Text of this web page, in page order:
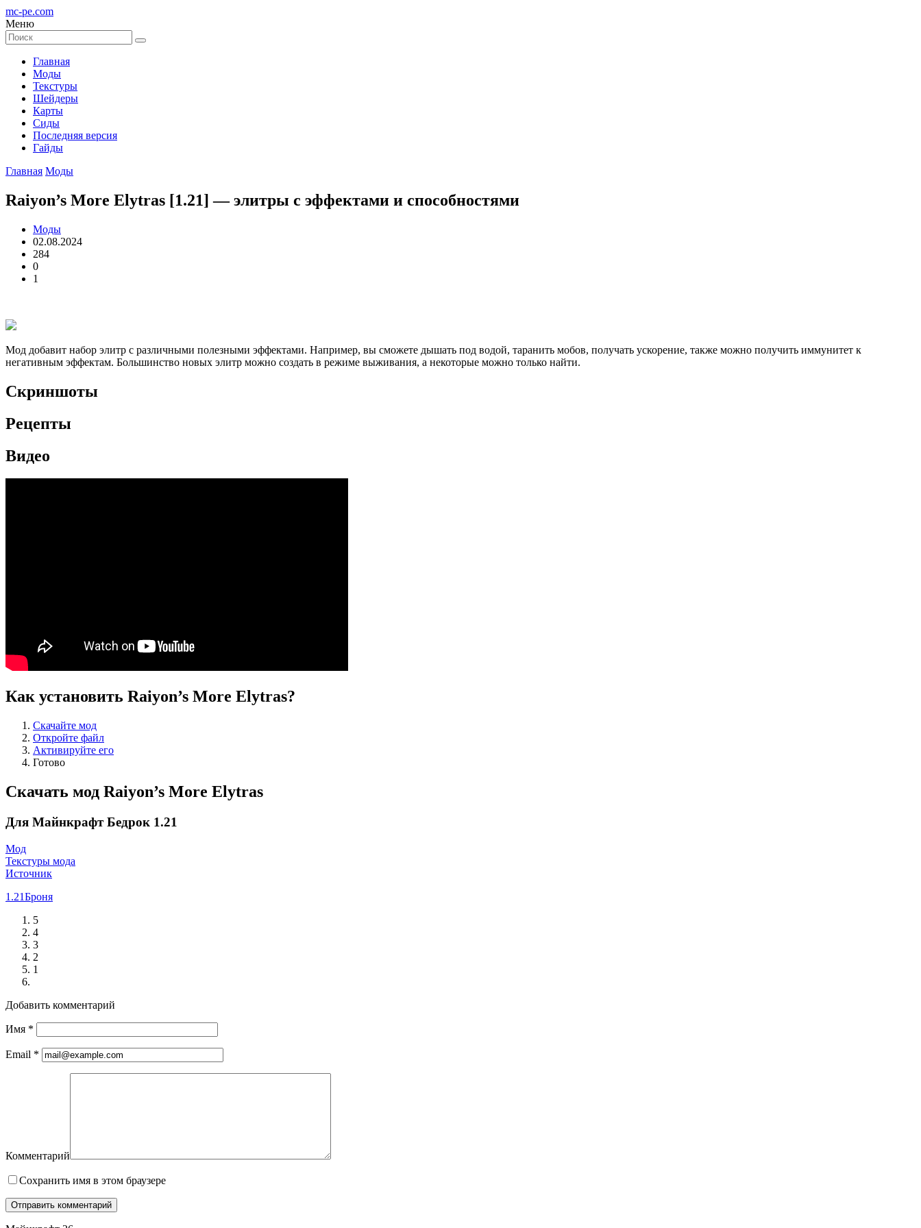
mc-pe.com
Меню
Главная
Моды
Текстуры
Шейдеры
Карты
Сиды
Последняя версия
Гайды
Главная Моды
Raiyon’s More Elytras [1.21] — элитры с эффектами и способностями
Моды
02.08.2024
284
0
1
Мод добавит набор элитр с различными полезными эффектами. Например, вы сможете дышать под водой, таранить мобов, получать ускорение, также можно получить иммунитет к
негативным эффектам. Большинство новых элитр можно создать в режиме выживания, а некоторые можно только найти.
Скриншоты
Рецепты
Видео
Как установить Raiyon’s More Elytras?
Скачайте мод
Откройте файл
Активируйте его
Готово
Скачать мод Raiyon’s More Elytras
Для Майнкрафт Бедрок 1.21
Мод
Текстуры мода
Источник
1.21Броня
5
4
3
2
1
Добавить комментарий
Имя *
Email *
Комментарий
Сохранить имя в этом браузере